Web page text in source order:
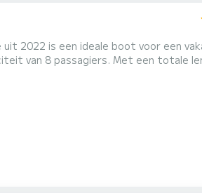
2022 is een ideale boot voor een
op de wateren van Fethiye Voor uw